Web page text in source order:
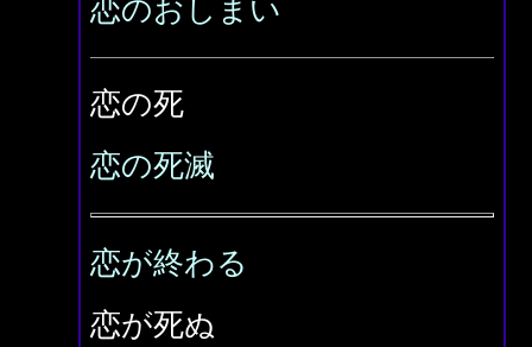
恋のおしまい
恋の死
恋の死滅
恋が終わる
恋が死ぬ